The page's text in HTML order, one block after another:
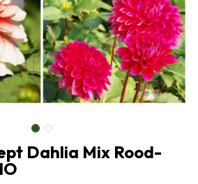
Dahlia Mix Rood-